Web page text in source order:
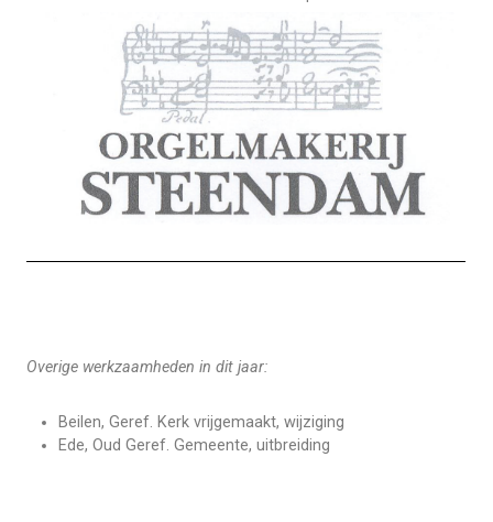
Octaaf 2’ Nasard 2 2/3’
Mixtuur II-III Cornet III
Overige werkzaamheden in dit jaar:
Beilen, Geref. Kerk vrijgemaakt, wijziging
Ede, Oud Geref. Gemeente, uitbreiding